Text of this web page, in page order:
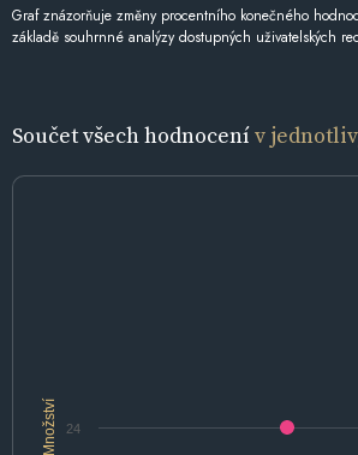
Graf znázorňuje změny procentního konečného
základě souhrnné analýzy dostupných uživatelských
Součet všech hodnocenív
Množství 24